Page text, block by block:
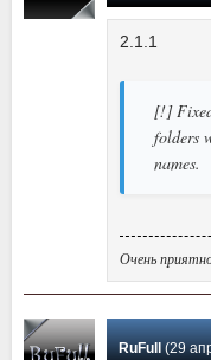
2.1.1
[!]
folders
names.
Очень
RuFull (29